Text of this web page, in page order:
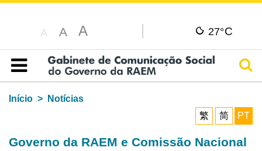
A A A 27°C
Índice
Início
Notícias
繁
简 PT
Governo da RAEM e Comissão Nacional